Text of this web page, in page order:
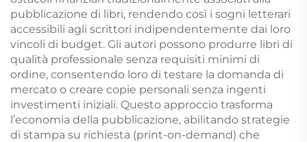
pubblicazione di libri, rendendo così i sogni letterari
accessibili agli scrittori indipendentemente dai loro
vincoli di budget. Gli autori possono produrre libri di
qualità professionale senza requisiti minimi di
ordine, consentendo loro di testare la domanda di
mercato o creare copie personali senza ingenti
investimenti iniziali. Questo approccio trasforma
l’economia della pubblicazione, abilitando strategie
di stampa su richiesta (print-on-demand) che